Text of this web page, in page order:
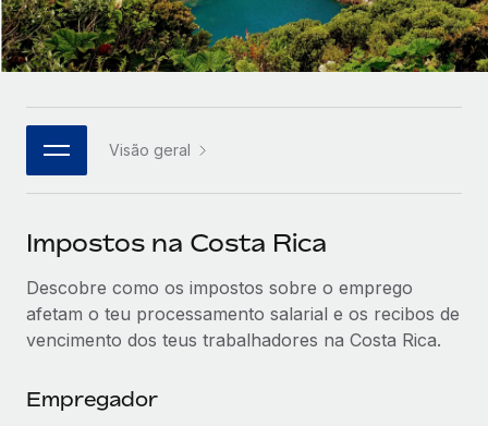
Português (Portugal)
日本語
한국어
中文（简体）
Visão geral
Impostos na Costa Rica
Descobre como os impostos sobre o emprego
afetam o teu processamento salarial e os recibos de
vencimento dos teus trabalhadores na Costa Rica.
Empregador